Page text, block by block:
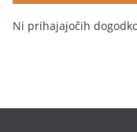
Ni prihajajočih